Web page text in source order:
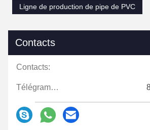
Ligne de production de pipe de PVC
Contacts
Contacts:
Télégramme: